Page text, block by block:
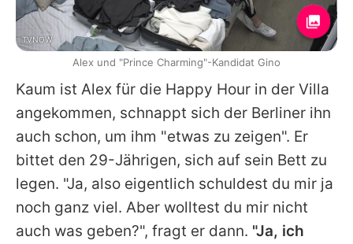
Kaum ist Alex für die Happy Hour in der Villa
angekommen, schnappt sich der Berliner ihn
auch schon, um ihm "etwas zu zeigen". Er
bittet den 29-Jährigen, sich auf sein Bett zu
legen. "Ja, also eigentlich schuldest du mir ja
noch ganz viel. Aber wolltest du mir nicht
auch was geben?", fragt er dann. "Ja, ich
TVNOW
Alex und "Prince Charming"-Kandidat Gino